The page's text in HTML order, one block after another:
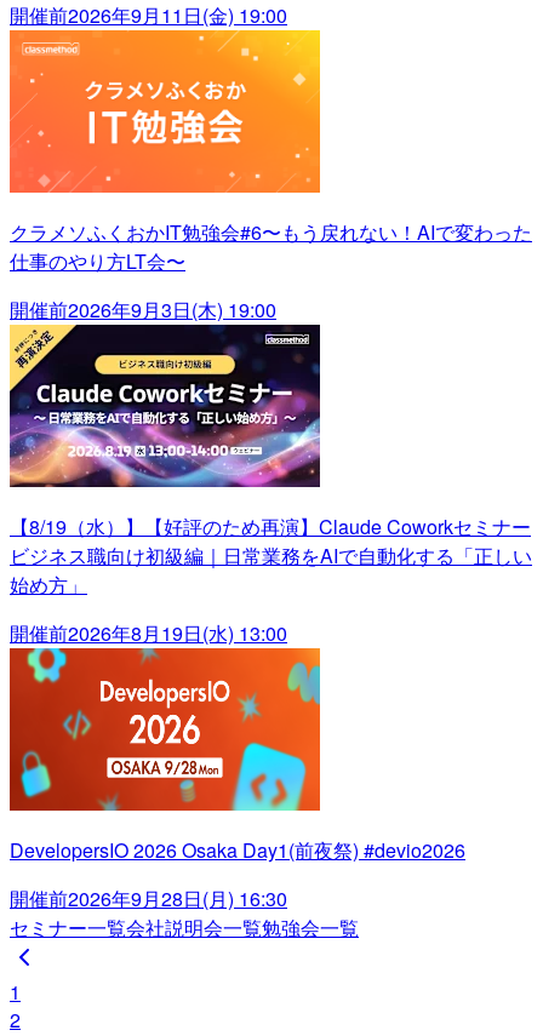
開催前2026年9月11日(金) 19:00
クラメソふくおかIT勉強会#6〜もう戻れない！AIで変わった
仕事のやり方LT会〜
開催前2026年9月3日(木) 19:00
【8/19（水）】【好評のため再演】Claude Coworkセミナー
ビジネス職向け初級編｜日常業務をAIで自動化する「正しい
始め方」
開催前2026年8月19日(水) 13:00
DevelopersIO 2026 Osaka Day1(前夜祭) #devio2026
開催前2026年9月28日(月) 16:30
セミナー一覧会社説明会一覧勉強会一覧
1
2